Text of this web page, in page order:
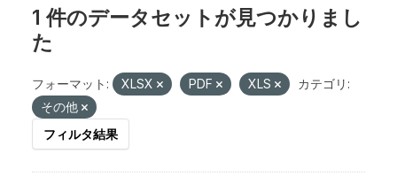
1 件のデータセットが見つかりまし
た
フォーマット: XLSX PDF XLS
カテゴリ:
その他
フィルタ結果